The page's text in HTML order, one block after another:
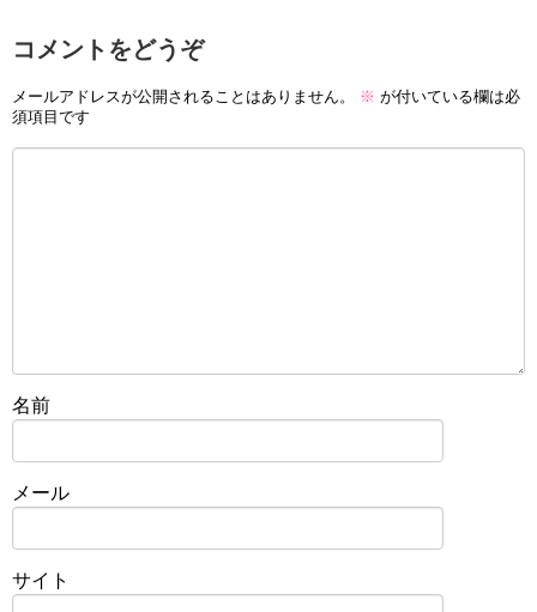
コメントをどうぞ
メールアドレスが公開されることはありません。 ※ が付いている欄は必
須項目です
名前
メール
サイト